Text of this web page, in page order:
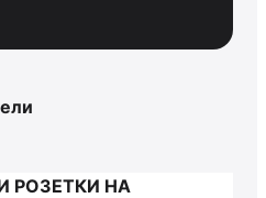
РОЗЕТКИ НА